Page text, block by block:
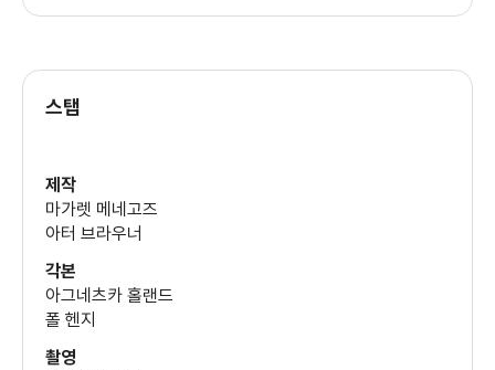
스탭
제작
마가렛 메네고즈
아터 브라우너
각본
아그네츠카 홀랜드
폴 헨지
촬영